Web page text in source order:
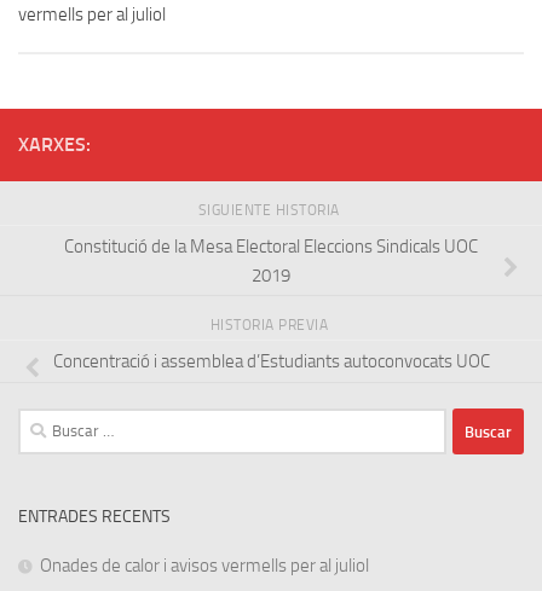
vermells per al juliol
XARXES:
SIGUIENTE HISTORIA
Constitució de la Mesa Electoral Eleccions Sindicals UOC
2019
HISTORIA PREVIA
Concentració i assemblea d’Estudiants autoconvocats UOC
Buscar:
ENTRADES RECENTS
Onades de calor i avisos vermells per al juliol